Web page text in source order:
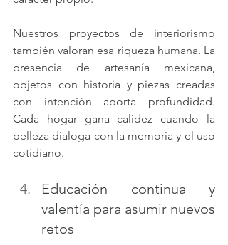
Nuestros proyectos de interiorismo
también valoran esa riqueza humana. La
presencia de artesanía mexicana,
objetos con historia y piezas creadas
con intención aporta profundidad.
Cada hogar gana calidez cuando la
belleza dialoga con la memoria y el uso
cotidiano.
Educación continua y
valentía para asumir nuevos
retos